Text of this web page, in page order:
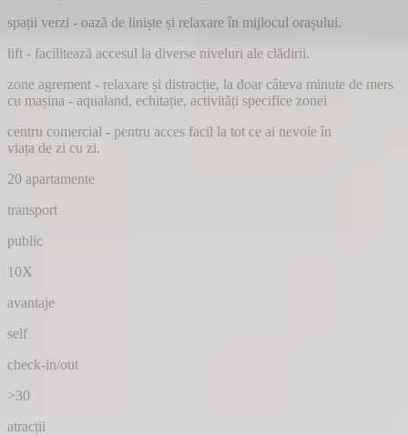
spații verzi - oază de liniște și relaxare în mijlocul orașului.
lift - facilitează accesul la diverse niveluri ale clădirii.
zone agrement - relaxare și distracție, la doar câteva minute de mers
cu mașina - aqualand, echitație, activități specifice zonei
centru comercial - pentru acces facil la tot ce ai nevoie în
viața de zi cu zi.
20 apartamente
transport
public
10X
avantaje
self
check-in/out
>30
atracții